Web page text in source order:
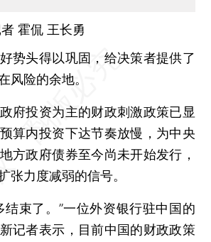
者霍侃 王长勇
头得以巩固，给决策者提供了
风险的余地。
投资为主的财政刺激政策已显
算内投资下达节奏放慢，为中央
方政府债券至今尚未开始发行，
张力度减弱的信号。
束了。”一位外资银行驻中国的
记者表示，目前中国的财政政策